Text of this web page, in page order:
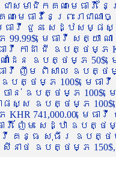
មាជិកគណៈមេធាវី
ណៈមេធាវីនៃព្រះរា
មេធាវី ជួន សេដ្ឋស
មេធាវី សត្យា ណ
ាវី កាដា ជី ឧបត្ថម្ភ
ាដែន ឧបត្ថម្ភ 50$,
ធាវី ញឹម ពិសាល ឧបត្ថ
ឧបត្ថម្ភ 100$, មេ
ចាន់ ឧបត្ថម្ភ
ាផស្ស ឧបត្ថម្ភ
741,000.00, មេ
ញ៉ែម សេដ្ឋា ឧបត្ថ
គន្ធ សុធីរ ឧបត្ថម្ភ
រីនាថ ឧបត្ថម្ភ 150$,